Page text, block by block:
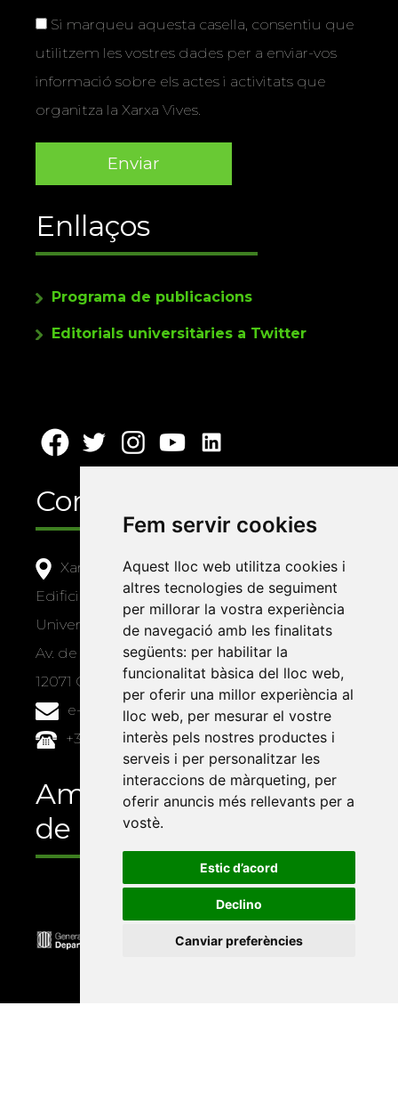
Fem servir cookies
Aquest lloc web utilitza cookies i
altres tecnologies de seguiment
per millorar la vostra experiència
de navegació amb les finalitats
següents: per habilitar la
funcionalitat bàsica del lloc web,
per oferir una millor experiència al
lloc web, per mesurar el vostre
interès pels nostres productes i
serveis i per personalitzar les
interaccions de màrqueting, per
oferir anuncis més rellevants per a
vostè.
Estic d’acord
Declino
Canviar preferències
Si marqueu aquesta casella, consentiu que
utilitzem les vostres dades per a enviar-vos
informació sobre els actes i activitats que
organitza la Xarxa Vives.
Enllaços
Programa de publicacions
Editorials universitàries a Twitter
Contacte
Xarxa Vives d'Universitats
Edifici Àgora
Universitat Jaume I, local 10
Av. de Vicent Sos Baynat, s/n
12071 Castelló de la Plana
e-buc@vives.org
+34 964 72 89 93
Amb el suport
de